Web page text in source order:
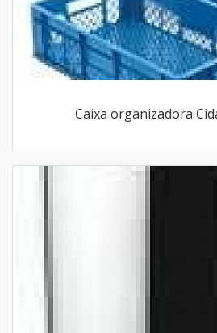
Caixa organizadora